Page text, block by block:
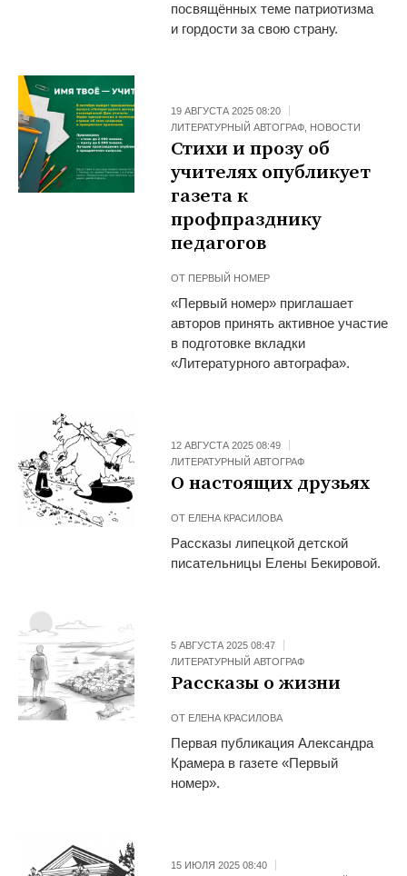
посвящённых теме патриотизма
и гордости за свою страну.
19 АВГУСТА 2025 08:20
ЛИТЕРАТУРНЫЙ АВТОГРАФ, НОВОСТИ
Стихи и прозу об
учителях опубликует
газета к
профпразднику
педагогов
ОТ ПЕРВЫЙ НОМЕР
«Первый номер» приглашает
авторов принять активное участие
в подготовке вкладки
«Литературного автографа».
12 АВГУСТА 2025 08:49
ЛИТЕРАТУРНЫЙ АВТОГРАФ
О настоящих друзьях
ОТ ЕЛЕНА КРАСИЛОВА
Рассказы липецкой детской
писательницы Елены Бекировой.
5 АВГУСТА 2025 08:47
ЛИТЕРАТУРНЫЙ АВТОГРАФ
Рассказы о жизни
ОТ ЕЛЕНА КРАСИЛОВА
Первая публикация Александра
Крамера в газете «Первый
номер».
15 ИЮЛЯ 2025 08:40